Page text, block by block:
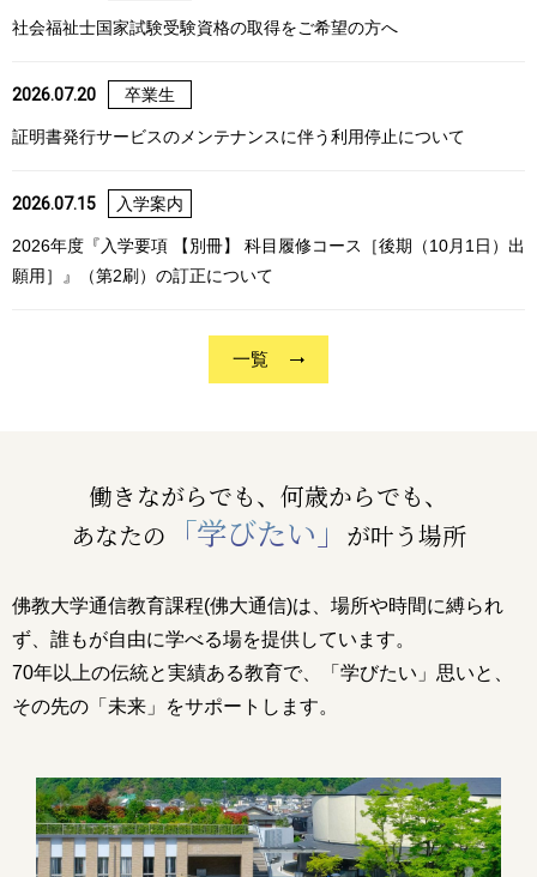
社会福祉士国家試験受験資格の取得をご希望の方へ
2026.07.20 卒業生
証明書発行サービスのメンテナンスに伴う利用停止について
2026.07.15 入学案内
2026年度『入学要項 【別冊】 科目履修コース［後期（10月1日）出
願用］』（第2刷）の訂正について
一覧
働きながらでも、何歳からでも、
あなたの
「学びたい」 が叶う場所
佛教大学通信教育課程(佛大通信)は、場所や時間に縛られ
ず、誰もが自由に学べる場を提供しています。
70年以上の伝統と実績ある教育で、「学びたい」思いと、
その先の「未来」をサポートします。